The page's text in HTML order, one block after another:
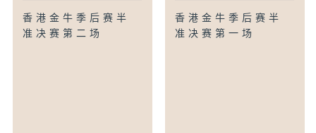
香港金牛季后赛半
准决赛第二场
香港金牛季后赛半
准决赛第一场